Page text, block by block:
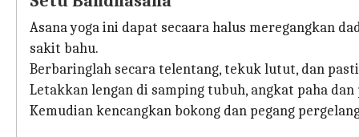
Asana yoga ini dapat secaara halus meregangkan
sakit bahu.
Berbaringlah secara telentang, tekuk lutut, dan
Letakkan lengan di samping tubuh, angkat paha
Kemudian kencangkan bokong dan pegang